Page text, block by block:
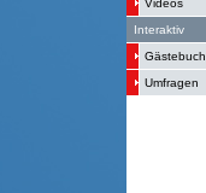
Videos
Interaktiv
Gästebuch
Umfragen